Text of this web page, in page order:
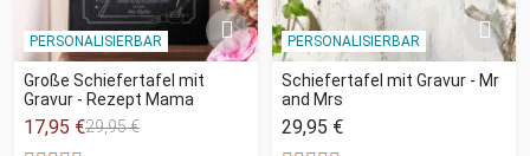
PERSONALISIERBAR
Große Schiefertafel mit
Gravur - Rezept Mama
17,95 €29,95 €
PERSONALISIERBAR
Schiefertafel mit Gravur - Mr
and Mrs
29,95 €